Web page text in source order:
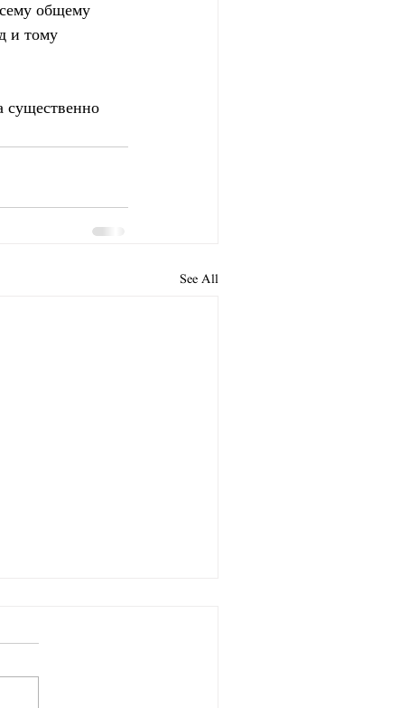
общему
и тому
существенно
See All